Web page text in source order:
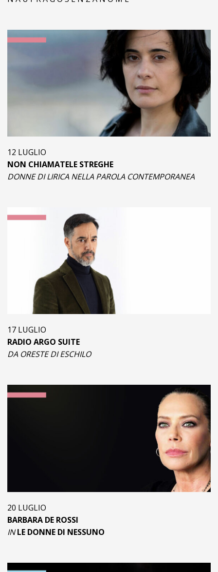
12 LUGLIO
NON CHIAMATELE STREGHE
DONNE DI LIRICA NELLA PAROLA CONTEMPORANEA
17 LUGLIO
RADIO ARGO SUITE
DA ORESTE DI ESCHILO
20 LUGLIO
BARBARA DE ROSSI
INLE DONNE DI NESSUNO